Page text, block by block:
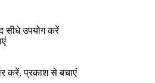
सीधे उपयोग करें
करें, प्रकाश से बचाएं